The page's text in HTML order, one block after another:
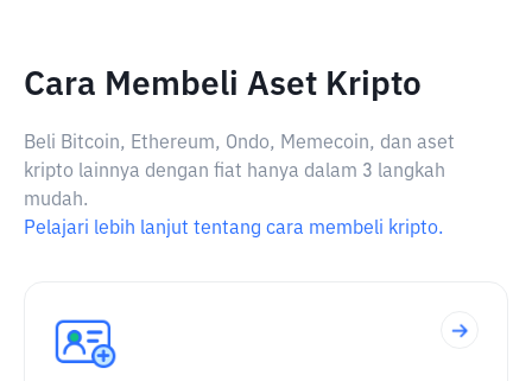
Cara Membeli Aset Kripto
Beli Bitcoin, Ethereum, Ondo, Memecoin, dan aset
kripto lainnya dengan fiat hanya dalam 3 langkah
mudah.
Pelajari lebih lanjut tentang cara membeli kripto.